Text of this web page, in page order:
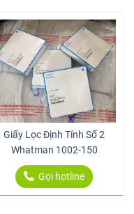
Giấy Lọc Định Tính Số 2
Whatman 1002-150
Gọi hotline